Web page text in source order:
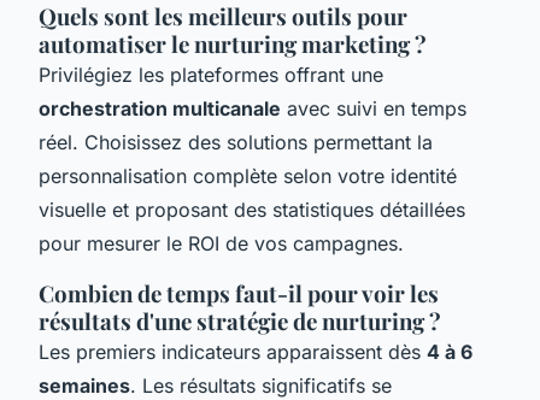
Quels sont les meilleurs outils pour
automatiser le nurturing marketing ?
Privilégiez les plateformes offrant une
orchestration multicanale avec suivi en temps
réel. Choisissez des solutions permettant la
personnalisation complète selon votre identité
visuelle et proposant des statistiques détaillées
pour mesurer le ROI de vos campagnes.
Combien de temps faut-il pour voir les
résultats d'une stratégie de nurturing ?
Les premiers indicateurs apparaissent dès 4 à 6
semaines. Les résultats significatifs se